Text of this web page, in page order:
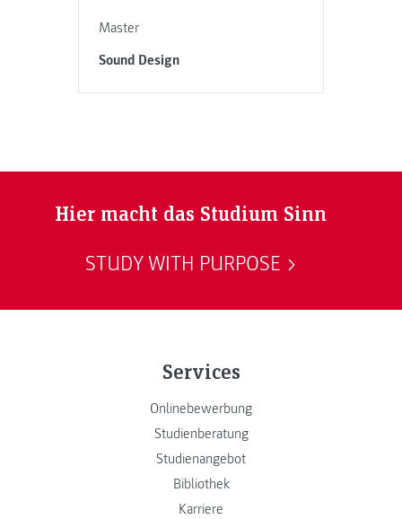
Master
Sound Design
Hier macht das Studium Sinn
STUDY WITH PURPOSE
Services
Onlinebewerbung
Studienberatung
Studienangebot
Bibliothek
Karriere